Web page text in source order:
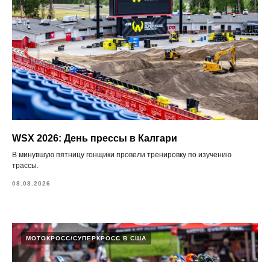
WSX 2026: День прессы в Калгари
В минувшую пятницу гонщики провели тренировку по изучению
трассы.
08.08.2026
МОТОКРОСС/СУПЕРКРОСС В США